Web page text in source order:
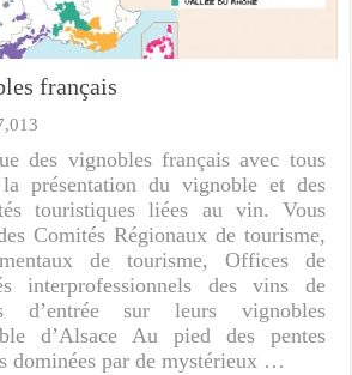
français
des vignobles français avec tous
présentation du vignoble et des
touristiques liées au vin. Vous
Comités Régionaux de tourisme,
de tourisme, Offices de
interprofessionnels des vins de
d’entrée sur leurs vignobles
d’Alsace Au pied des pentes
dominées par de mystérieux …